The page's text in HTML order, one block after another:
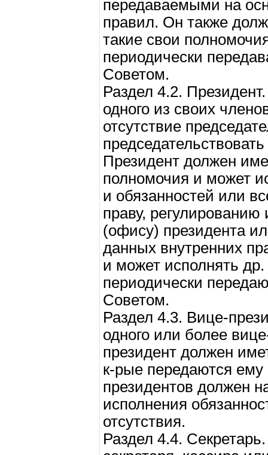
передаваемыми на
правил. Он также
такие свои
периодически
Советом.
Раздел 4.2.
одного из своих
отсутствие
Президент должен
полномочия и может
и обязанностей или
праву, регулированию
(офису) президента
данных внутренних
и может исполнять
периодически
Советом.
Раздел 4.3. Вице-
одного или более
президент должен
к-рые передаются
президентов должен
исполнения
отсутствия.
Раздел 4.4.